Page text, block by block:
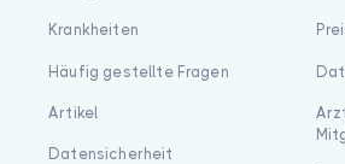
Krankheiten
Häufig gestellte Fragen
Artikel
Datensicherheit